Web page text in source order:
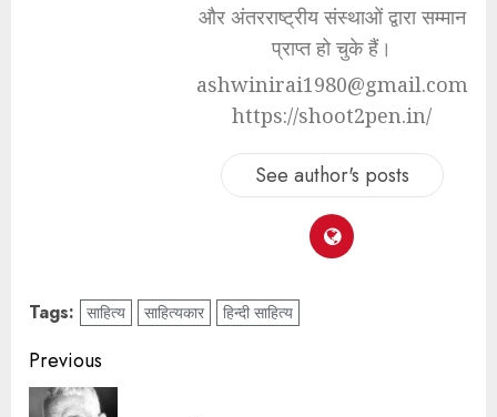
और अंतरराष्ट्रीय संस्थाओं द्वारा सम्मान
प्राप्त हो चुके हैं।
ashwinirai1980@gmail.com
https://shoot2pen.in/
See author's posts
Tags: साहित्य साहित्यकार हिन्दी साहित्य
Previous